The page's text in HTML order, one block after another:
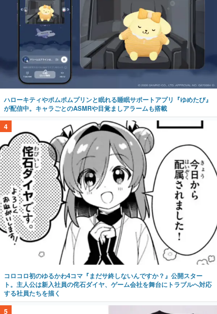
ハローキティやポムポムプリンと眠れる睡眠サポートアプリ『ゆめたび』
が配信中。キャラごとのASMRや目覚ましアラームも搭載
4
コロコロ初のゆるかわ4コマ『まだサ終しないんですか？』公開スター
ト。主人公は新入社員の侘石ダイヤ、ゲーム会社を舞台にトラブルへ対応
する社員たちを描く
5